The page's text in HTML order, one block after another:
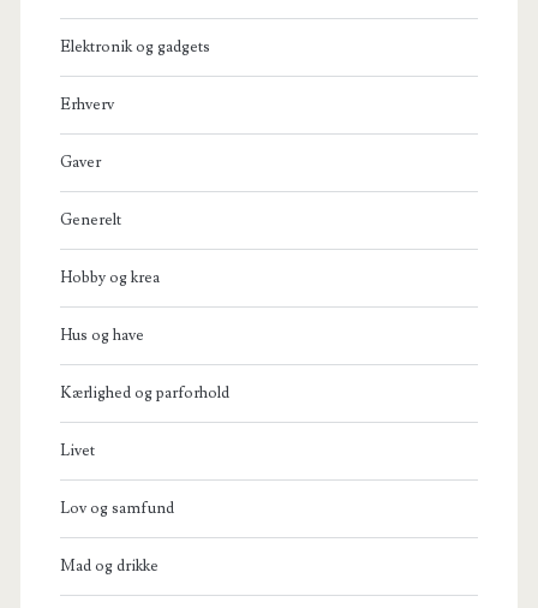
Elektronik og gadgets
Erhverv
Gaver
Generelt
Hobby og krea
Hus og have
Kærlighed og parforhold
Livet
Lov og samfund
Mad og drikke